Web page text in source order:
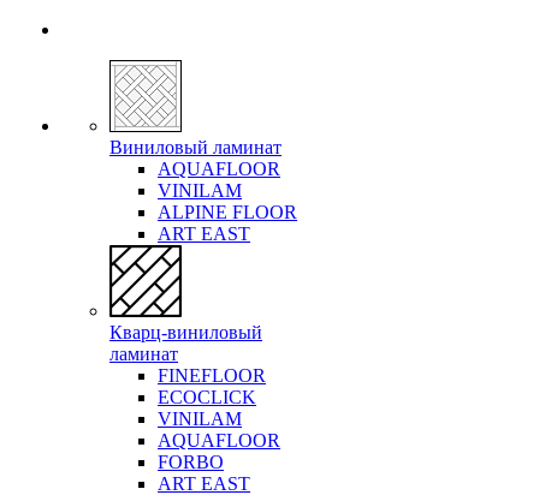
Виниловый ламинат
AQUAFLOOR
VINILAM
ALPINE FLOOR
ART EAST
Кварц-виниловый
ламинат
FINEFLOOR
ECOCLICK
VINILAM
AQUAFLOOR
FORBO
ART EAST